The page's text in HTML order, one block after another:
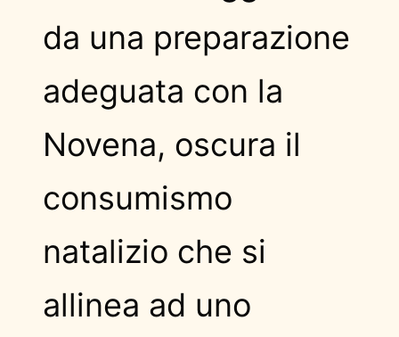
da una preparazione
adeguata con la
Novena, oscura il
consumismo
natalizio che si
allinea ad uno